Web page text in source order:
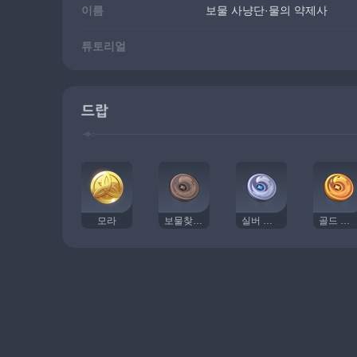
이름 보물 사냥단·물의 약제사
튜토리얼
드랍
모라 보물찾기 까마귀 휘장 실버 까마귀 휘장 골드 까마귀 휘장